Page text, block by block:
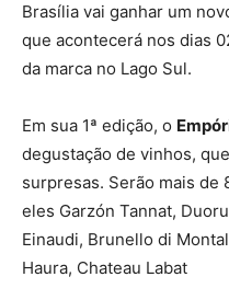
Brasília vai ganhar um
que acontecerá nos dias
da marca no Lago Sul.
Em sua 1ª edição, o
degustação de vinhos,
surpresas. Serão mais
eles Garzón Tannat,
Einaudi, Brunello di
Haura, Chateau Labat